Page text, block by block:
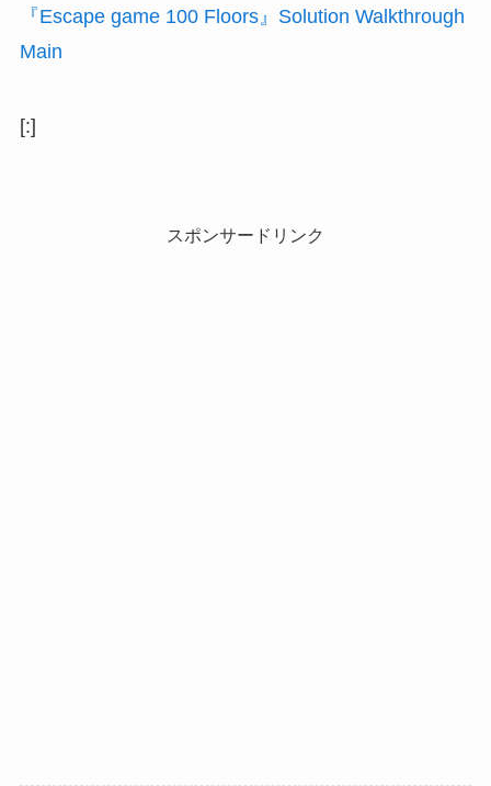
『Escape game 100 Floors』Solution Walkthrough
Main
[:]
スポンサードリンク